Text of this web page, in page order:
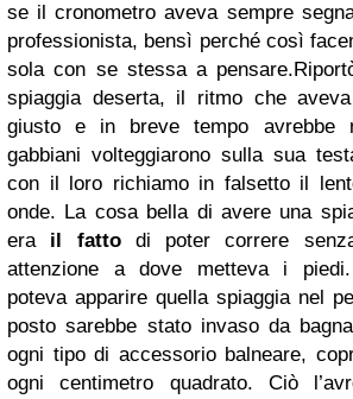
se il cronometro aveva sempre
professionista, bensì perché così
sola con se stessa a
spiaggia deserta, il ritmo che
giusto e in breve tempo avrebbe
gabbiani volteggiarono sulla sua
con il loro richiamo in falsetto il
onde. La cosa bella di avere una
era il fattodi poter correre
attenzione a dove metteva i
poteva apparire quella spiaggia nel
posto sarebbe stato invaso da
ogni tipo di accessorio balneare,
ogni centimetro quadrato. Ciò